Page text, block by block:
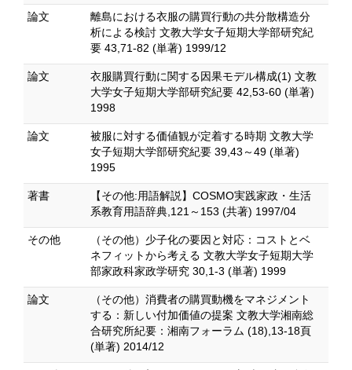
論文
離島における衣服の購買行動の共分散構造分
析による検討 文教大学女子短期大学部研究紀
要 43,71-82 (単著) 1999/12
論文
衣服購買行動に関する因果モデル構成(1) 文教
大学女子短期大学部研究紀要 42,53-60 (単著)
1998
論文
被服に対する価値観が定着する時期 文教大学
女子短期大学部研究紀要 39,43～49 (単著)
1995
著書
【その他:用語解説】COSMO実践家政・生活
系教育用語辞典,121～153 (共著) 1997/04
その他
（その他）少子化の要因と対応：コストとベ
ネフィットから考える 文教大学女子短期大学
部家政科家政学研究 30,1-3 (単著) 1999
論文
（その他）消費者の購買動機をマネジメント
する：新しい付加価値の提案 文教大学湘南総
合研究所紀要：湘南フォーラム (18),13-18頁
(単著) 2014/12